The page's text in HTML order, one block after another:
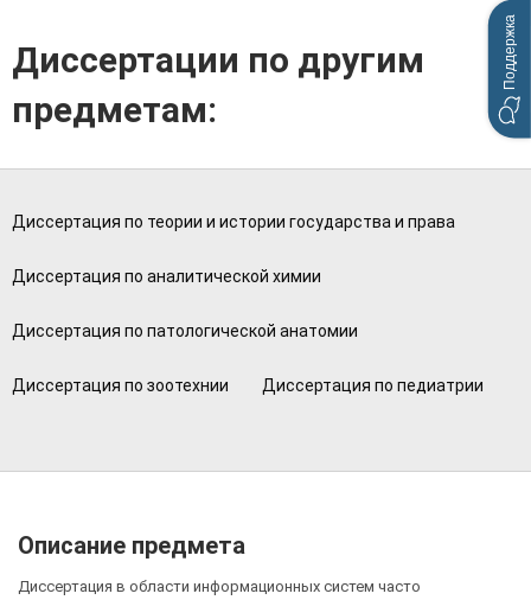
Диссертации по другим
предметам:
Диссертация по теории и истории государства и права
Диссертация по аналитической химии
Диссертация по патологической анатомии
Диссертация по зоотехнии Диссертация по педиатрии
Описание предмета
Диссертация в области информационных систем часто
Поддержка